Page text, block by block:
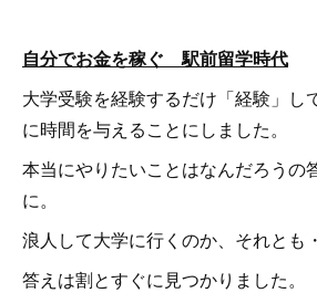
自分でお金を稼ぐ 駅前留学時代
大学受験を経験するだけ「経験」し
に時間を与えることにしました。
本当にやりたいことはなんだろうの
に。
浪人して大学に行くのか、それとも
答えは割とすぐに見つかりました。